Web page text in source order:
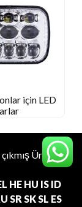
için LED
Üretici.
HE HU IS ID
SR SKSL ES